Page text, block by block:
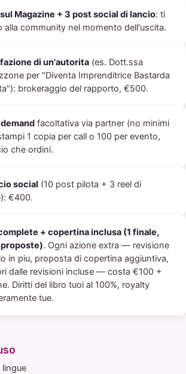
Magazine + 3 post social di lancio: ti
alla community nel momento dell'uscita.
di un'autorita (es. Dott.ssa
per "Diventa Imprenditrice Bastarda
brokeraggio del rapporto, €500.
facoltativa via partner (no minimi
1 copia per call o 100 per evento,
che ordini.
social (10 post pilota + 3 reel di
€400.
+ copertina inclusa (1 finale,
. Ogni azione extra — revisione
in piu, proposta di copertina aggiuntiva,
dalle revisioni incluse — costa €100 +
Diritti del libro tuoi al 100%, royalty
tue.
lingue